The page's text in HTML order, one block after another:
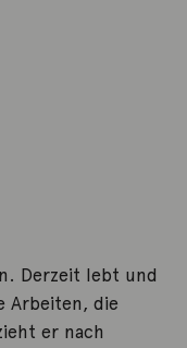
Derzeit lebt und
Arbeiten, die
er nach